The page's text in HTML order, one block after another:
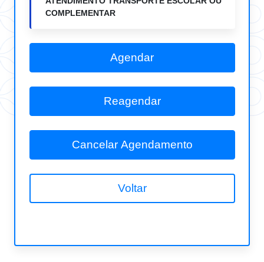
COMPLEMENTAR
Agendar
Reagendar
Cancelar Agendamento
Voltar